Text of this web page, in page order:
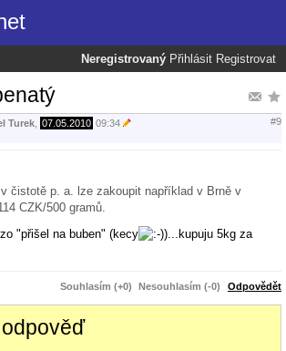
Neregistrovaný Přihlásit Registrovat
Turek 07.05.2010 09:34 #9
čistotě p. a. lze zakoupit například v Brně v
CZK/500 gramů.
"přišel na buben" (kecy
)...kupuju 5kg za
Souhlasím (+0) Nesouhlasím (-0) Odpovědět